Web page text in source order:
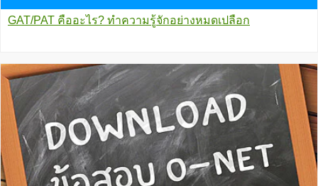
GAT/PAT คืออะไร? ทำความรู้จักอย่างหมดเปลือก